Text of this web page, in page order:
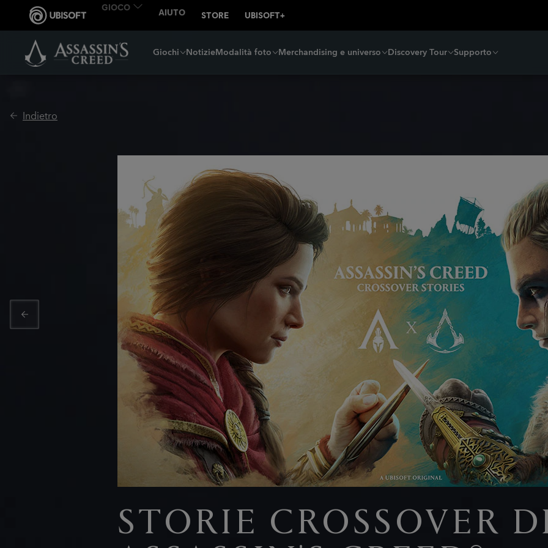
Giochi NotizieModalità foto Merchandising e universo Discovery Tour Supporto
Indietro
STORIE CROSSOVER